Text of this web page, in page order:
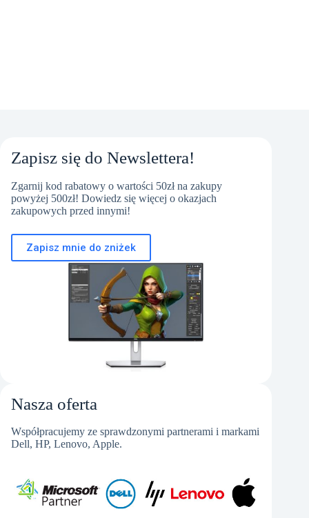
Zapisz się do Newslettera!
Zgarnij kod rabatowy o wartości 50zł na zakupy
powyżej 500zł! Dowiedz się więcej o okazjach
zakupowych przed innymi!
Zapisz mnie do zniżek
Nasza oferta
Współpracujemy ze sprawdzonymi partnerami i markami
Dell, HP, Lenovo, Apple.